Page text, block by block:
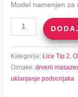
Model namenjen za
Lifting
Valjak
za
Podočnjake
(8)
količina
Kategorije: Lice Tip 2 ,
Oznake:drveni
uklanjanje podocnjaka